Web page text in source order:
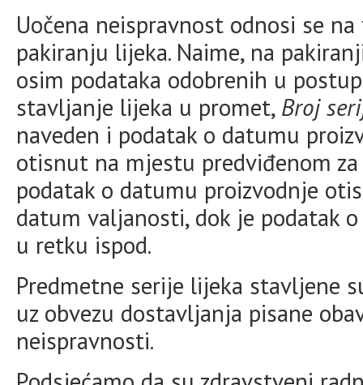
Uočena neispravnost odnosi se
pakiranju lijeka. Naime, na
osim podataka odobrenih u
stavljanje lijeka u promet, Broj
naveden i podatak o datumu
otisnut na mjestu predviđenom
podatak o datumu proizvodnje
datum valjanosti, dok je podatak
u retku ispod.
Predmetne serije lijeka stavljene
uz obvezu dostavljanja pisane
neispravnosti.